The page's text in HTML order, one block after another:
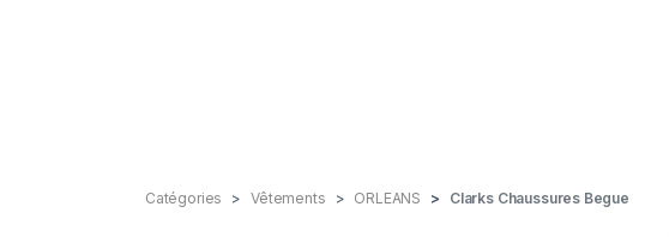
Catégories Vêtements ORLEANS Clarks Chaussures Begue